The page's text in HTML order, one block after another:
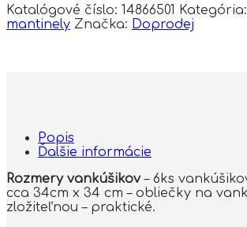
Katalógové číslo: 14866501 Kategória:
mantinely Značka: Doprodej
Popis
Ďalšie informácie
Rozmery vankúšikov– 6ks
cca 34cm x 34 cm – obliečky na
zložiteľnou – praktické.